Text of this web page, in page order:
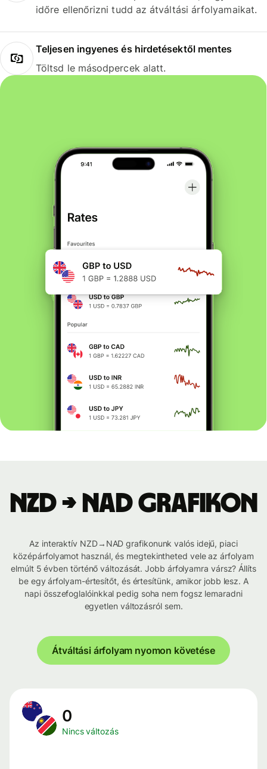
időre ellenőrizni tudd az átváltási árfolyamaikat.
Teljesen ingyenes és hirdetésektől mentes
Töltsd le másodpercek alatt.
NZD → NAD grafikon
Az interaktív NZD→NAD grafikonunk valós idejű, piaci
középárfolyamot használ, és megtekintheted vele az árfolyam
elmúlt 5 évben történő változását. Jobb árfolyamra vársz? Állíts
be egy árfolyam-értesítőt, és értesítünk, amikor jobb lesz. A
napi összefoglalóinkkal pedig soha nem fogsz lemaradni
egyetlen változásról sem.
Átváltási árfolyam nyomon követése
0
Nincs változás